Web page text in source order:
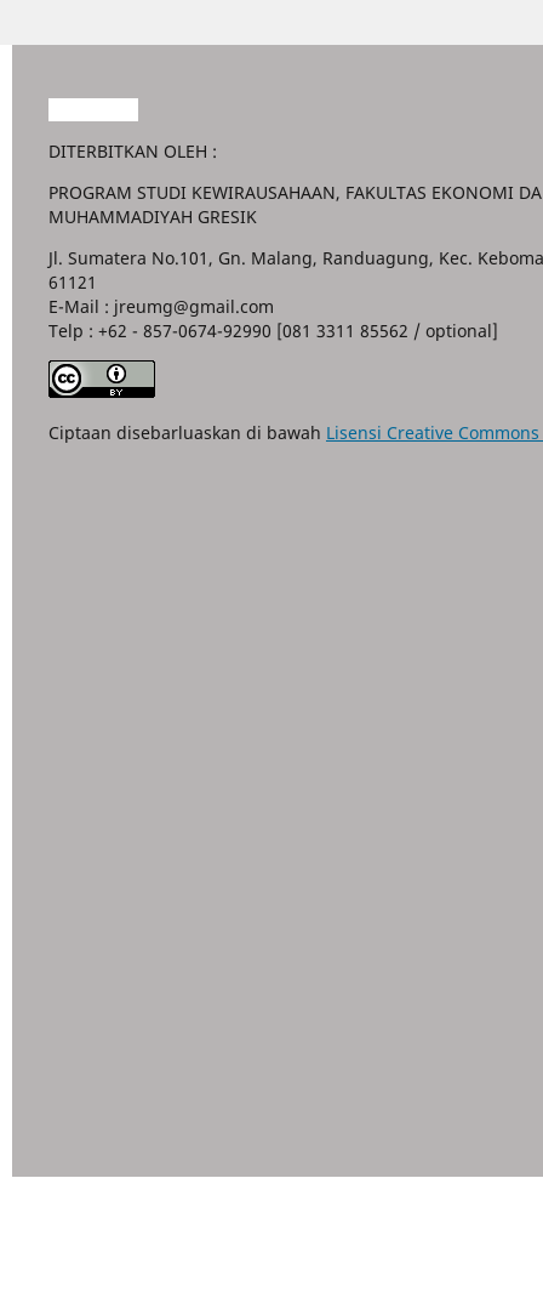
DITERBITKAN OLEH :
PROGRAM STUDI KEWIRAUSAHAAN, FAKULTAS EKONOMI
MUHAMMADIYAH GRESIK
Jl. Sumatera No.101, Gn. Malang, Randuagung, Kec.
61121
E-Mail : jreumg@gmail.com
Telp : +62 - 857-0674-92990 [081 3311 85562 / optional]
Ciptaan disebarluaskan di bawah Lisensi Creative